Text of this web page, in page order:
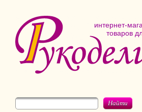
интернет-
товаров
Найти